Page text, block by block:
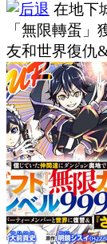
在地下
「無限轉蛋
友和世界復仇